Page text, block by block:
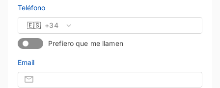
Teléfono
🇪🇸 +34
Prefiero que me llamen
Email